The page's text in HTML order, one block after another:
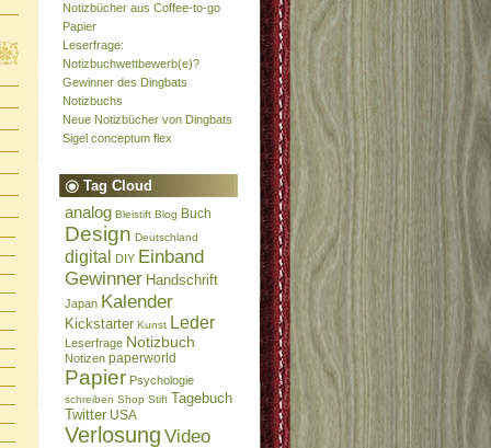
Notizbücher aus Coffee-to-go
Papier
Leserfrage:
Notizbuchwettbewerb(e)?
Gewinner des Dingbats
Notizbuchs
Neue Notizbücher von Dingbats
Sigel conceptum flex
Tag Cloud
analog Bleistift Blog Buch
Design Deutschland
digital DIY Einband
Gewinner Handschrift
Japan Kalender
Kickstarter Kunst Leder
Leserfrage Notizbuch
Notizen paperworld
Papier Psychologie
schreiben Shop Stift Tagebuch
Twitter USA
Verlosung Video